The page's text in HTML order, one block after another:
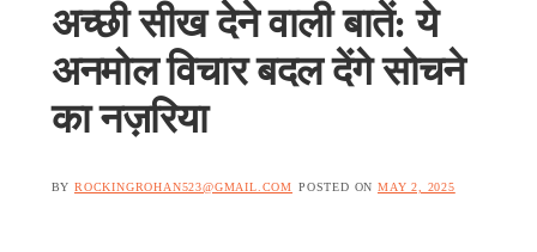
अच्छी सीख देने वाली बातें: ये
अनमोल विचार बदल देंगे सोचने
का नज़रिया
BY ROCKINGROHAN523@GMAIL.COM POSTED ON MAY 2, 2025